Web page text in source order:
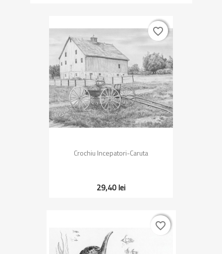
Crochiu Incepatori-Caruta
29,40 lei
favorite_border
favorite_border
favorite_border
favorite_border